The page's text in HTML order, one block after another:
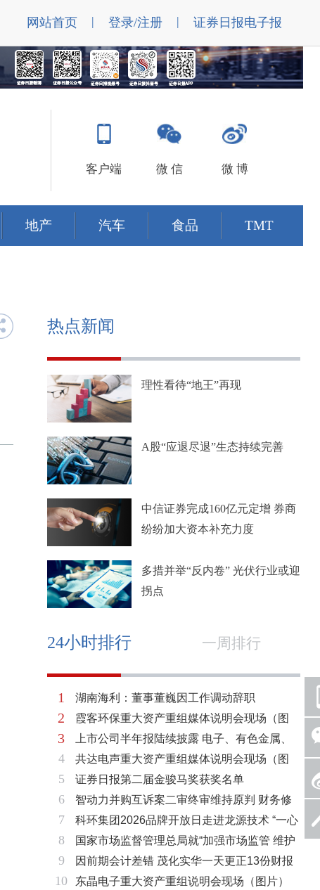
网站首页 | 登录/注册 | 证券日报电子报
客户端 微 信 微 博
地产 汽车 食品 TMT
热点新闻
理性看待“地王”再现
A股“应退尽退”生态持续完善
中信证券完成160亿元定增 券商
纷纷加大资本补充力度
多措并举“反内卷” 光伏行业或迎
拐点
24小时排行 一周排行
1
2
3
4
5
6
7
8
9
10
湖南海利：董事董巍因工作调动辞职
霞客环保重大资产重组媒体说明会现场（图
片）
上市公司半年报陆续披露 电子、有色金属、
基础化工三大板块率先走强
共达电声重大资产重组媒体说明会现场（图
片）
证券日报第二届金骏马奖获奖名单
智动力并购互诉案二审终审维持原判 财务修
复与估值空间同步打开
科环集团2026品牌开放日走进龙源技术 “一心
两脉”赋能火电绿色低碳转型
国家市场监督管理总局就“加强市场监管 维护
市场秩序”答记者问
因前期会计差错 茂化实华一天更正13份财报
东晶电子重大资产重组说明会现场（图片）